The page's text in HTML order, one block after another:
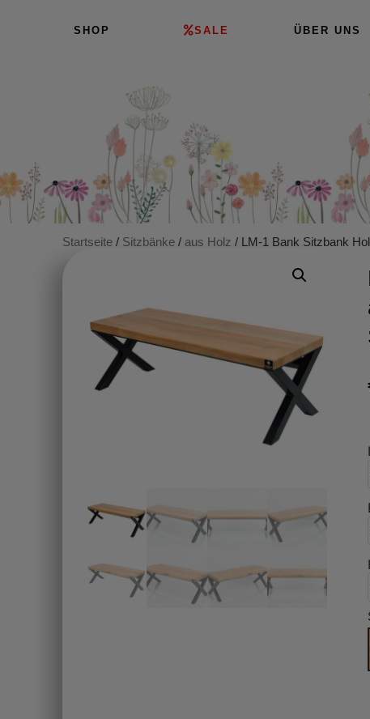
SHOP SALE ÜBER UNS
Startseite / Sitzbänke / aus Holz / LM-1 Bank Sitzbank